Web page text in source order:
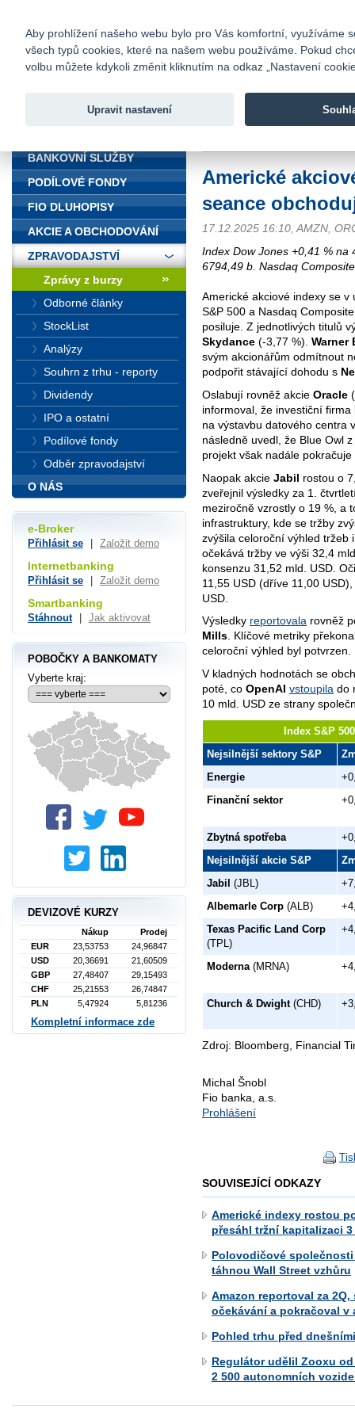
Fio banka
Fio banka
Americké
seance
17.12.2025 16:10, AMZN,
Index Dow Jones +0,41 % na
6794,49 b. Nasdaq
Americké akciové indexy se
S&P 500 a Nasdaq
posiluje. Z jednotlivých titulů
Skydance (-3,77 %). Warner
svým akcionářům odmítnout
podpořit stávající dohodu s
Oslabují rovněž akcie Oracle
informoval, že investiční firma
na výstavbu datového centra
následně uvedl, že Blue Owl
projekt však nadále
Naopak akcie Jabil rostou o
zveřejnil výsledky za 1.
meziročně vzrostly o 19 %, a
infrastruktury, kde se tržby
zvýšila celoroční výhled tržeb
očekává tržby ve výši 32,4
konsenzu 31,52 mld. USD.
11,55 USD (dříve 11,00
USD.
Výsledky reportovala rovněž
Mills. Klíčové metriky
celoroční výhled byl potvrzen.
V kladných hodnotách se
poté, co OpenAI vstoupila do
10 mld. USD ze strany
Index S&P
Nejsilnější sektory S&P
Energie
Finanční sektor
Zbytná spotřeba
Nejsilnější akcie S&P
Jabil (JBL)
Albemarle Corp (ALB)
Texas Pacific Land Corp
(TPL)
Moderna (MRNA)
Church & Dwight(CHD)
Zdroj: Bloomberg, Financial
Michal Šnobl
Fio banka, a.s.
Prohlášení
SOUVISEJÍCÍ ODKAZY
Americké indexy rostou
přesáhl tržní kapitalizaci 3
Polovodičové
táhnou Wall Street vzhůru
Amazon reportoval za 2Q,
očekávání a pokračoval v
Pohled trhu před
Regulátor udělil Zooxu
2 500 autonomních
BANKOVNÍ SLUŽBY
PODÍLOVÉ FONDY
FIO DLUHOPISY
AKCIE A OBCHODOVÁNÍ
ZPRAVODAJSTVÍ
Zprávy z burzy
Odborné články
StockList
Analýzy
Souhrn z trhu - reporty
Dividendy
IPO a ostatní
Podílové fondy
Odběr zpravodajství
O NÁS
e-Broker
Přihlásit se Založit demo
Internetbanking
Přihlásit se Založit demo
Smartbanking
Stáhnout Jak aktivovat
POBOČKY A BANKOMATY
Vyberte kraj:
DEVIZOVÉ KURZY
Nákup
Prodej
EUR
23,53753
24,96847
USD
20,36691
21,60509
GBP
27,48407
29,15493
CHF
25,21553
26,74847
PLN
5,47924 5,81236
Kompletní informace zde
Aby prohlížení našeho webu bylo pro Vás komfortní, využíváme
všech typů cookies, které na našem webu používáme. Pokud
volbu můžete kdykoli změnit kliknutím na odkaz „Nastavení
Upravit nastavení